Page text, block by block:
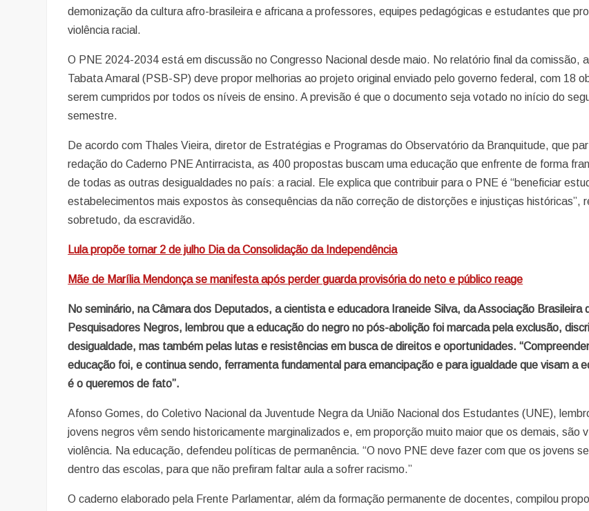
demonização da cultura afro-brasileira e africana a professores, equipes pedagógicas e estudantes que
violência racial.
O PNE 2024-2034 está em discussão no Congresso Nacional desde maio. No relatório final da comissão,
Tabata Amaral (PSB-SP) deve propor melhorias ao projeto original enviado pelo governo federal, com 18
serem cumpridos por todos os níveis de ensino. A previsão é que o documento seja votado no início do
semestre.
De acordo com Thales Vieira, diretor de Estratégias e Programas do Observatório da Branquitude, que
redação do Caderno PNE Antirracista, as 400 propostas buscam uma educação que enfrente de forma
de todas as outras desigualdades no país: a racial. Ele explica que contribuir para o PNE é “beneficiar
estabelecimentos mais expostos às consequências da não correção de distorções e injustiças históricas”,
sobretudo, da escravidão.
Lula propõe tornar 2 de julho Dia da Consolidação da Independência
Mãe de Marília Mendonça se manifesta após perder guarda provisória do neto e público reage
No seminário, na Câmara dos Deputados, a cientista e educadora Iraneide Silva, da Associação Brasileira
Pesquisadores Negros, lembrou que a educação do negro no pós-abolição foi marcada pela exclusão,
desigualdade, mas também pelas lutas e resistências em busca de direitos e oportunidades.
educação foi, e continua sendo, ferramenta fundamental para emancipação e para igualdade que visam a
é o queremos de fato”.
Afonso Gomes, do Coletivo Nacional da Juventude Negra da União Nacional dos Estudantes (UNE),
jovens negros vêm sendo historicamente marginalizados e, em proporção muito maior que os demais, são
violência. Na educação, defendeu políticas de permanência. “O novo PNE deve fazer com que os jovens
dentro das escolas, para que não prefiram faltar aula a sofrer racismo.”
O caderno elaborado pela Frente Parlamentar, além da formação permanente de docentes, compilou